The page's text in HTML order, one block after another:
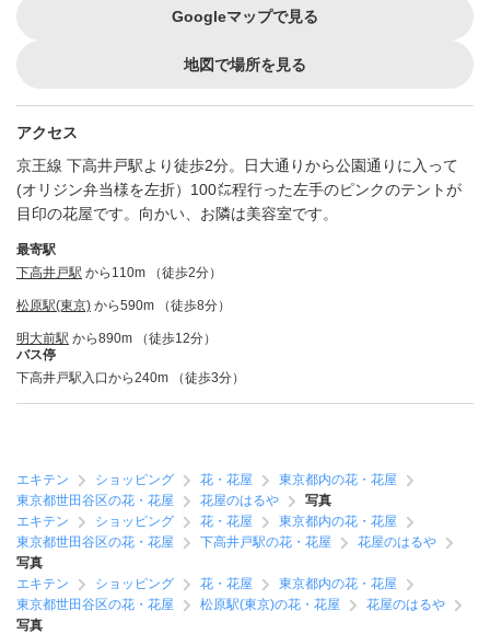
Googleマップで見る
地図で場所を見る
アクセス
京王線 下高井戸駅より徒歩2分。日大通りから公園通りに入って
(オリジン弁当様を左折）100㍍程行った左手のピンクのテントが
目印の花屋です。向かい、お隣は美容室です。
最寄駅
下高井戸駅 から110m （徒歩2分）
松原駅(東京) から590m （徒歩8分）
明大前駅 から890m （徒歩12分）
バス停
下高井戸駅入口から240m （徒歩3分）
エキテン ショッピング 花・花屋
東京都内の花・花屋
東京都世田谷区の花・花屋
花屋のはるや
写真
エキテン
ショッピング 花・花屋
東京都内の花・花屋
東京都世田谷区の花・花屋
下高井戸駅の花・花屋
花屋のはるや
写真
エキテン
ショッピング 花・花屋
東京都内の花・花屋
東京都世田谷区の花・花屋
松原駅(東京)の花・花屋
花屋のはるや
写真